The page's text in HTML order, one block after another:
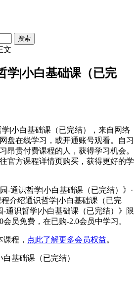
搜索
文
学|小白基础课（已完
|小白基础课（已完结），来自网络
盘在线学习，或开通账号观看。自习
昂贵付费课程的人，获得学习机会。
官方课程详情页购买，获得更好的学
-通识哲学|小白基础课（已完结）》·
介绍通识哲学|小白基础课（已完
-通识哲学|小白基础课（已完结）》限
会员免费，在已购-2.0会员中学习。
程， 点此了解更多会员权益。